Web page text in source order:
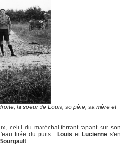
la soeur de Louis, so père, sa mère et
celui du maréchal-ferrant tapant sur son
tirée du puits.
Louis et Luciennes'en
.